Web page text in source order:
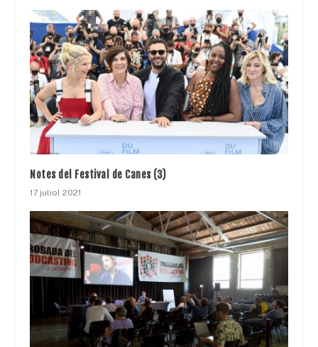
Notes del Festival de Canes (3)
17 juliol 2021